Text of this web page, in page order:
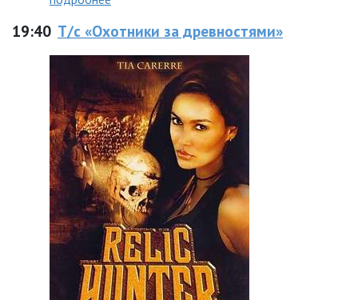
19:40 Т/с «Охотники за древностями»